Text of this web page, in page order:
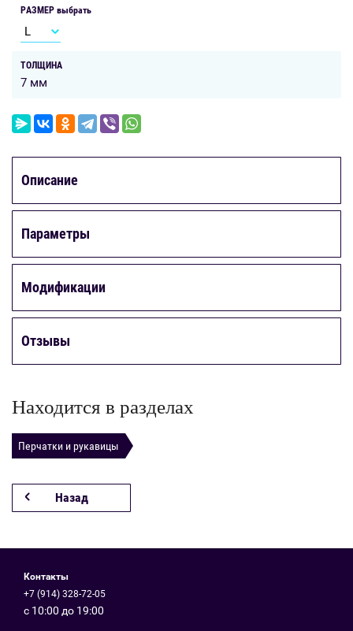
РАЗМЕР выбрать
ТОЛЩИНА
7 мм
Описание
Параметры
Модификации
Отзывы
Находится в разделах
Перчатки и рукавицы
Назад
Контакты
+7 (914) 328-72-05
с 10:00 до 19:00